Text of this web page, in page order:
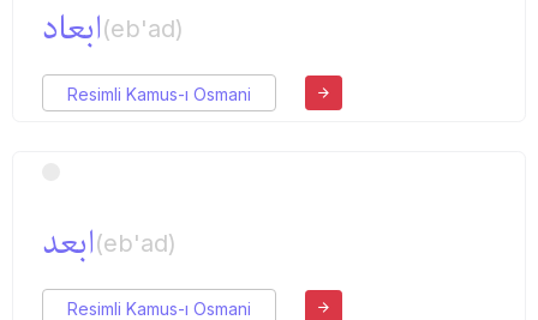
ابعاد(eb'ad)
Resimli Kamus-ı Osmani
ابعد(eb'ad)
Resimli Kamus-ı Osmani